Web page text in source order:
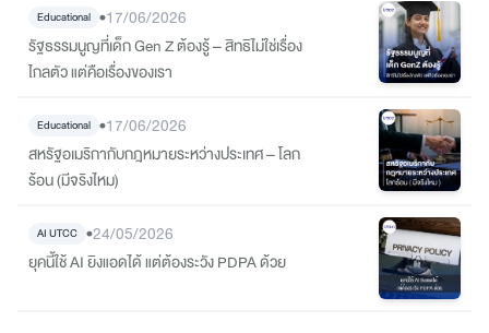
Educational •17/06/2026
รัฐธรรมนูญที่เด็ก Gen Z ต้องรู้ – สิทธิไม่ใช่เรื่อง
ไกลตัว แต่คือเรื่องของเรา
Educational •17/06/2026
สหรัฐอเมริกากับกฎหมายระหว่างประเทศ – โลก
ร้อน (มีจริงไหม)
AI UTCC •24/05/2026
ยุคนี้ใช้ AI ยิงแอดได้ แต่ต้องระวัง PDPA ด้วย